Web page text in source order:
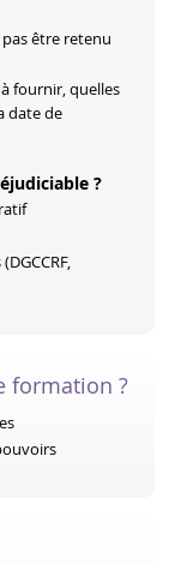
être retenu
fournir, quelles
date de
?
formation ?